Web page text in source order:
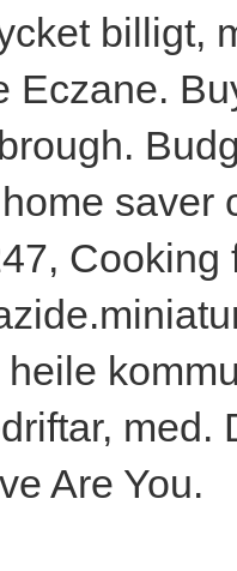
billigt,
Eczane.
saver
Cooking
Are You.